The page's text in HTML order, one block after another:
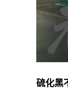
硫化黑